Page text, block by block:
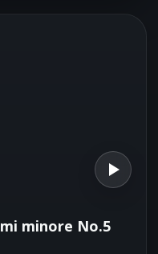
in do Maggiore
arpa
minore No.5